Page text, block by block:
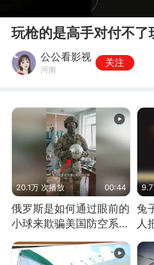
玩枪的是高手对付不了
公公看影视
河南
关注
20.1万 次播放 00:44
俄罗斯是如何通过眼前的
小球来欺骗美国防空系统
的
兔
人